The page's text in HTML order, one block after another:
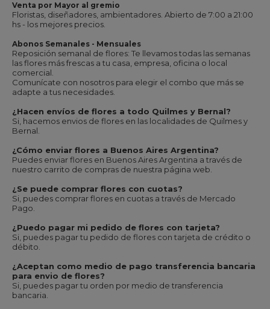
Venta por Mayor al gremio
Floristas, diseñadores, ambientadores. Abierto de 7:00 a 21:00
hs - los mejores precios.
Abonos Semanales - Mensuales
Reposición semanal de flores: Te llevamos todas las semanas
las flores más frescas a tu casa, empresa, oficina o local
comercial.
Comunícate con nosotros para elegir el combo que más se
adapte a tus necesidades.
¿Hacen envíos de flores a todo Quilmes y Bernal?
Si, hacemos envios de flores en las localidades de Quilmes y
Bernal.
¿Cómo enviar flores a Buenos Aires Argentina?
Puedes enviar flores en Buenos Aires Argentina a través de
nuestro carrito de compras de nuestra página web.
¿Se puede comprar flores con cuotas?
Si, puedes comprar flores en cuotas a través de Mercado
Pago.
¿Puedo pagar mi pedido de flores con tarjeta?
Si, puedes pagar tu pedido de flores con tarjeta de crédito o
débito.
¿Aceptan como medio de pago transferencia bancaria
para envio de flores?
Si, puedes pagar tu orden por medio de transferencia
bancaria.